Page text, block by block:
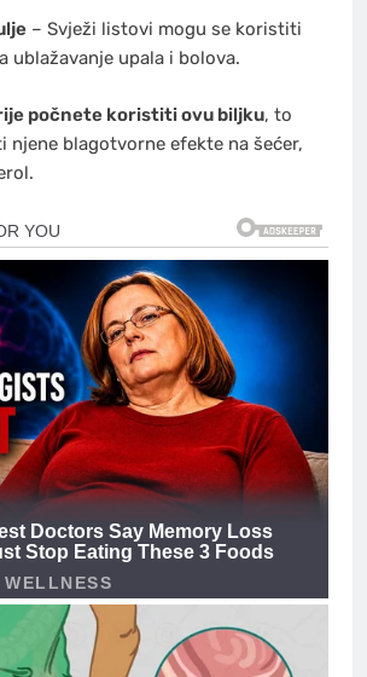
– Svježi listovi mogu se koristiti
ublažavanje upala i bolova.
počnete koristiti ovu biljku, to
njene blagotvorne efekte na šećer,